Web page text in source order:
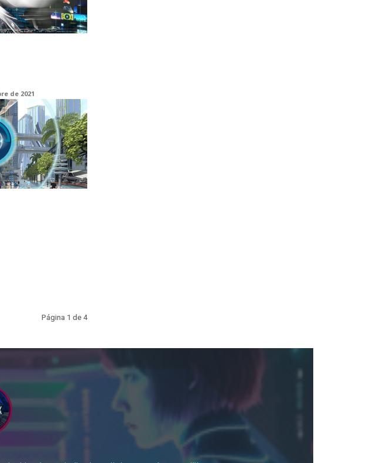
de 2021
Página 1 de 4